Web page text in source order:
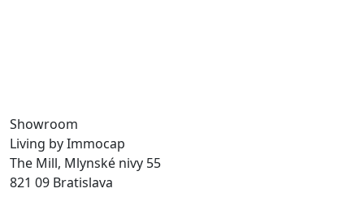
Showroom
Living by Immocap
The Mill, Mlynské nivy 55
821 09 Bratislava